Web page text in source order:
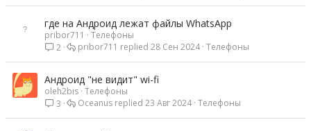
где на Андроид лежат файлы WhatsApp
pribor711
Телефоны
2
Телефоны
28 Сен 2024
pribor711
Андроид "не видит" wi-fi
oleh2bis Телефоны
3
Телефоны
23 Авг 2024
Oceanus